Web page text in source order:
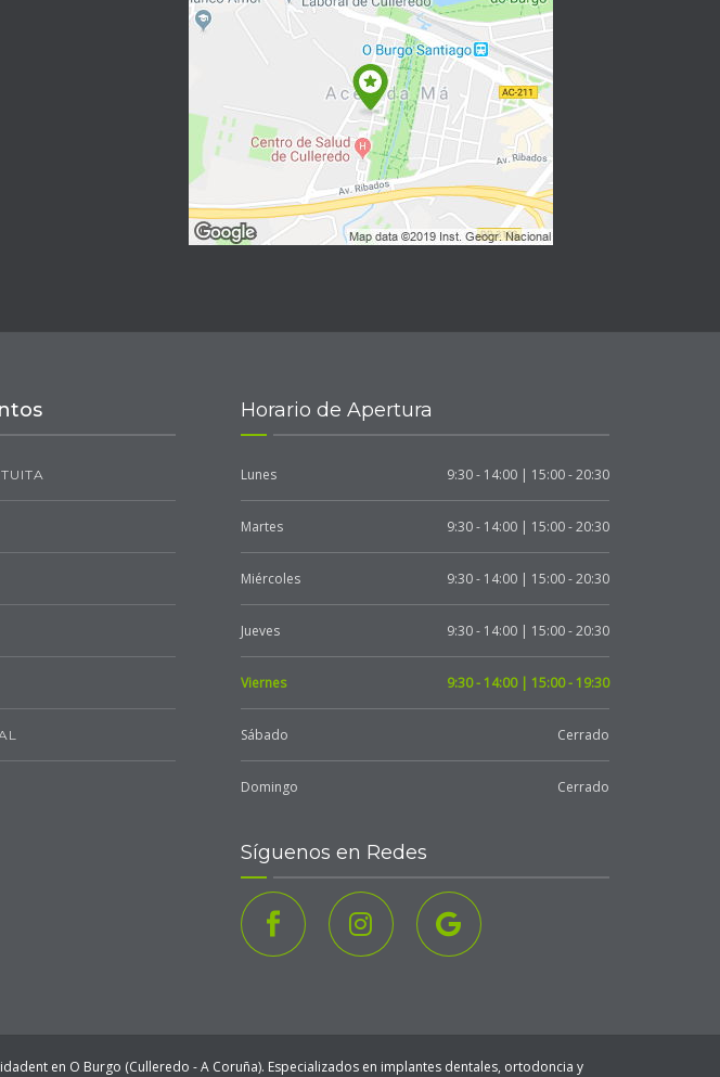
Horario de Apertura
Lunes 9:30 - 14:00 | 15:00 - 20:30
Martes 9:30 - 14:00 | 15:00 - 20:30
Miércoles 9:30 - 14:00 | 15:00 - 20:30
Jueves 9:30 - 14:00 | 15:00 - 20:30
Viernes 9:30 - 14:00 | 15:00 - 19:30
Sábado Cerrado
Domingo Cerrado
Síguenos en Redes
en O Burgo (Culleredo - A Coruña). Especializados en implantes dentales, ortodoncia y